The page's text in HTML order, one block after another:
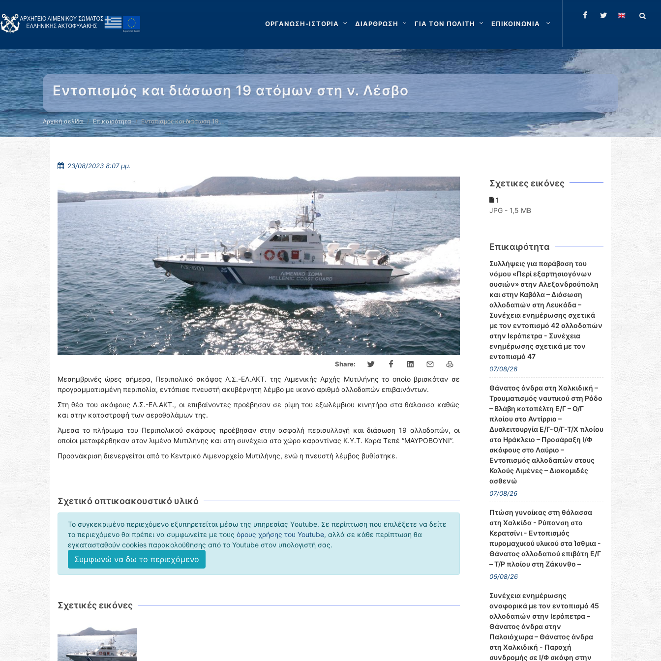
ΟΡΓΑΝΩΣΗ-ΙΣΤΟΡΙΑ ΔΙΑΡΘΡΩΣΗ ΓΙΑ ΤΟΝ ΠΟΛΙΤΗ ΕΠΙΚΟΙΝΩΝΙΑ
Εντοπισμός και διάσωση 19 ατόμων στη ν. Λέσβο
Αρχική σελίδα Επικαιρότητα Εντοπισμός και διάσωση 19 …
23/08/2023 8:07 μμ.
Share:
Μεσημβρινές ώρες σήμερα, Περιπολικό σκάφος Λ.Σ.-ΕΛ.ΑΚΤ. της Λιμενικής Αρχής Μυτιλήνης το οποίο βρισκόταν σε
προγραμματισμένη περιπολία, εντόπισε πνευστή ακυβέρνητη λέμβο με ικανό αριθμό αλλοδαπών επιβαινόντων.
Στη θέα του σκάφους Λ.Σ.-ΕΛ.ΑΚΤ., οι επιβαίνοντες προέβησαν σε ρίψη του εξωλέμβιου κινητήρα στα θάλασσα καθώς
και στην καταστροφή των αεροθαλάμων της.
Άμεσα το πλήρωμα του Περιπολικού σκάφους προέβησαν στην ασφαλή περισυλλογή και διάσωση 19 αλλοδαπών, οι
οποίοι μεταφέρθηκαν στον λιμένα Μυτιλήνης και στη συνέχεια στο χώρο καραντίνας Κ.Υ.Τ. Καρά Τεπέ “ΜΑΥΡΟΒΟΥΝΙ”.
Προανάκριση διενεργείται από το Κεντρικό Λιμεναρχείο Μυτιλήνης, ενώ η πνευστή λέμβος βυθίστηκε.
Σχετικό οπτικοακουστικό υλικό
Το συγκεκριμένο περιεχόμενο εξυπηρετείται μέσω της υπηρεσίας Υoutube. Σε περίπτωση που επιλέξετε να δείτε
το περιεχόμενο θα πρέπει να συμφωνείτε με τους όρους χρήσης του Youtube, αλλά σε κάθε περίπτωση θα
εγκατασταθούν cookies παρακολούθησης από το Youtube στον υπολογιστή σας.
Συμφωνώ να δω το περιεχόμενο
Σχετικές εικόνες
Σχετικες εικόνες
1
JPG - 1,5 MB
Επικαιρότητα
Συλλήψεις για παράβαση του
νόμου «Περί εξαρτησιογόνων
ουσιών» στην Αλεξανδρούπολη
και στην Καβάλα – Διάσωση
αλλοδαπών στη Λευκάδα –
Συνέχεια ενημέρωσης σχετικά
με τον εντοπισμό 42 αλλοδαπών
στην Ιεράπετρα - Συνέχεια
ενημέρωσης σχετικά με τον
εντοπισμό 47
07/08/26
Θάνατος άνδρα στη Χαλκιδική –
Τραυματισμός ναυτικού στη Ρόδο
– Βλάβη καταπέλτη Ε/Γ – Ο/Γ
πλοίου στο Αντίρριο –
Δυσλειτουργία Ε/Γ-Ο/Γ-Τ/Χ πλοίου
στο Ηράκλειο – Προσάραξη Ι/Φ
σκάφους στο Λαύριο –
Εντοπισμός αλλοδαπών στους
Καλούς Λιμένες – Διακομιδές
ασθενώ
07/08/26
Πτώση γυναίκας στη θάλασσα
στη Χαλκίδα - Ρύπανση στο
Κερατσίνι - Εντοπισμός
πυρομαχικού υλικού στα Ίσθμια -
Θάνατος αλλοδαπού επιβάτη Ε/Γ
– Τ/Ρ πλοίου στη Ζάκυνθο –
06/08/26
Συνέχεια ενημέρωσης
αναφορικά με τον εντοπισμό 45
αλλοδαπών στην Ιεράπετρα –
Θάνατος άνδρα στην
Παλαιόχωρα – Θάνατος άνδρα
στη Χαλκιδική - Παροχή
συνδρομής σε Ι/Φ σκάφη στην